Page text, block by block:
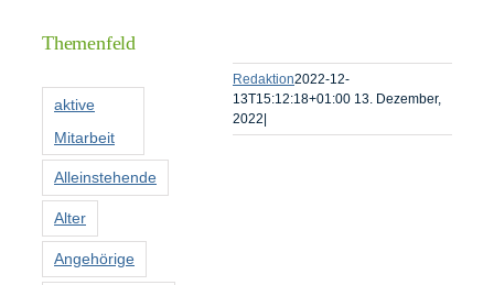
Förderer
Redaktion2022-12-
13T15:12:18+01:00 13. Dezember,
2022
Themenfeld
aktive
Mitarbeit
Alleinstehende
Alter
Angehörige